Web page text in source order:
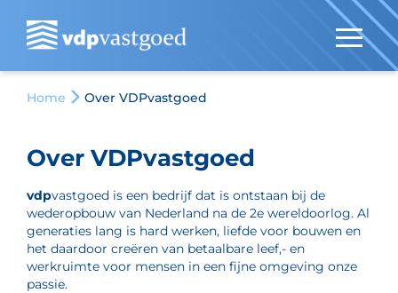
Home Over VDPvastgoed
Over VDPvastgoed
vdpvastgoed is een bedrijf dat is ontstaan bij de
wederopbouw van Nederland na de 2e wereldoorlog. Al
generaties lang is hard werken, liefde voor bouwen en
het daardoor creëren van betaalbare leef,- en
werkruimte voor mensen in een fijne omgeving onze
passie.